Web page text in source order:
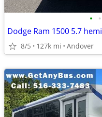
• •
Dodge Ram 1500 5.7 hemi
8/5 127k mi Andover